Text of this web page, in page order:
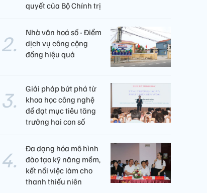
quyết của Bộ Chính trị
Nhà văn hoá số - Điểm
dịch vụ công cộng
đồng hiệu quả
Giải pháp bứt phá từ
khoa học công nghệ
để đạt mục tiêu tăng
trưởng hai con số
Đa dạng hóa mô hình
đào tạo kỹ năng mềm,
kết nối việc làm cho
thanh thiếu niên